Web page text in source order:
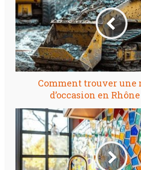
Comment trouver
d’occasion en